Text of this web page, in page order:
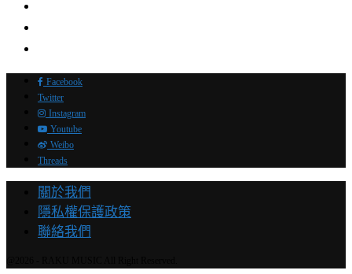
Facebook
Twitter
Instagram
Youtube
Weibo
Threads
關於我們
隱私權保護政策
聯絡我們